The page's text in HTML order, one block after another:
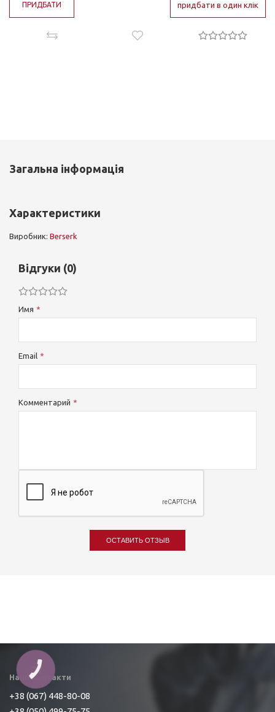
ПРИДБАТИ придбати в один клік
Загальна інформація
Характеристики
Виробник: Berserk
Відгуки (0)
Имя
Email
Комментарий
ОСТАВИТЬ ОТЗЫВ
Наші контакти
+38 (067) 448-80-08
КНОПКА
ЗВ'ЯЗКУ